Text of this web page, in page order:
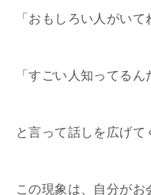
「おもしろい人がいて
「すごい人知ってるん
と言って話しを広げて
この現象は、自分がお